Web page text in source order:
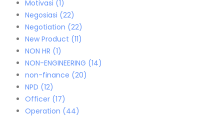
Motivasi (1)
Negosiasi (22)
Negotiation (22)
New Product (11)
NON HR (1)
NON-ENGINEERING (14)
non-finance (20)
NPD (12)
Officer (17)
Operation (44)